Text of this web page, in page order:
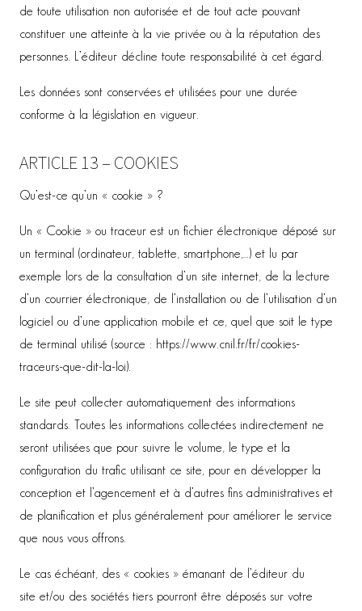
de toute utilisation non autorisée et de tout acte pouvant
constituer une atteinte à la vie privée ou à la réputation des
personnes. L’éditeur décline toute responsabilité à cet égard.
Les données sont conservées et utilisées pour une durée
conforme à la législation en vigueur.
ARTICLE 13 – COOKIES
Qu’est-ce qu’un « cookie » ?
Un « Cookie » ou traceur est un fichier électronique déposé sur
un terminal (ordinateur, tablette, smartphone,…) et lu par
exemple lors de la consultation d’un site internet, de la lecture
d’un courrier électronique, de l’installation ou de l’utilisation d’un
logiciel ou d’une application mobile et ce, quel que soit le type
de terminal utilisé (source : https://www.cnil.fr/fr/cookies-
traceurs-que-dit-la-loi).
Le site peut collecter automatiquement des informations
standards. Toutes les informations collectées indirectement ne
seront utilisées que pour suivre le volume, le type et la
configuration du trafic utilisant ce site, pour en développer la
conception et l’agencement et à d’autres fins administratives et
de planification et plus généralement pour améliorer le service
que nous vous offrons.
Le cas échéant, des « cookies » émanant de l’éditeur du
site et/ou des sociétés tiers pourront être déposés sur votre